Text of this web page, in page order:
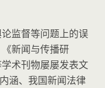
监督等问题上的误
新闻与传播研
术刊物屡屡发表文
涵、我国新闻法律